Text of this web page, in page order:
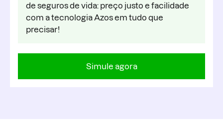
de seguros de vida: preço justo e facilidade
com a tecnologia Azos em tudo que
precisar!
Simule agora